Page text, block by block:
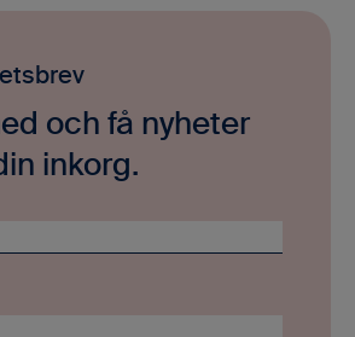
och få nyheter
inkorg.